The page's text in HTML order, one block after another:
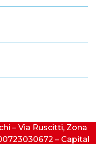
– Via Ruscitti, Zona
– Capital